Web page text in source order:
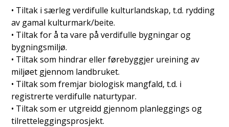
• Tiltak i særleg verdifulle kulturlandskap, t.d. rydding
av gamal kulturmark/beite.
• Tiltak for å ta vare på verdifulle bygningar og
bygningsmiljø.
• Tiltak som hindrar eller førebyggjer ureining av
miljøet gjennom landbruket.
• Tiltak som fremjar biologisk mangfald, t.d. i
registrerte verdifulle naturtypar.
• Tiltak som er utgreidd gjennom planleggings og
tilretteleggingsprosjekt.